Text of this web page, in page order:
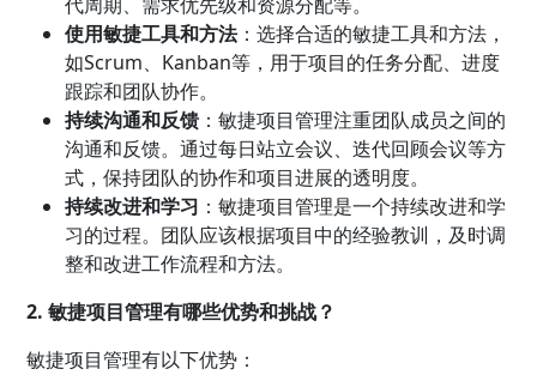
使用敏捷工具和方法：选择合适的敏捷工具和方法，
如Scrum、Kanban等，用于项目的任务分配、进度
跟踪和团队协作。
持续沟通和反馈 ：敏捷项目管理注重团队成员之间的
沟通和反馈。通过每日站立会议、迭代回顾会议等方
式，保持团队的协作和项目进展的透明度。
持续改进和学习 ：敏捷项目管理是一个持续改进和学
习的过程。团队应该根据项目中的经验教训，及时调
整和改进工作流程和方法。
2. 敏捷项目管理有哪些优势和挑战？
敏捷项目管理有以下优势：